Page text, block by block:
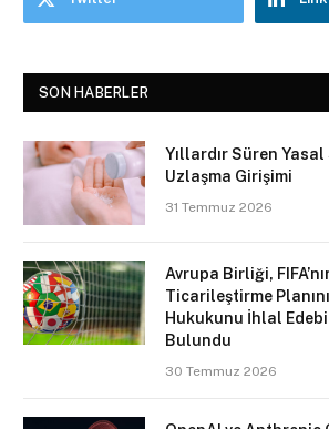
SON HABERLER
Yıllardır Süren
Uzlaşma Girişimi
31 Temmuz 2026
Avrupa Birliği,
Ticarileştirme
Hukukunu İhlal
Bulundu
30 Temmuz 2026